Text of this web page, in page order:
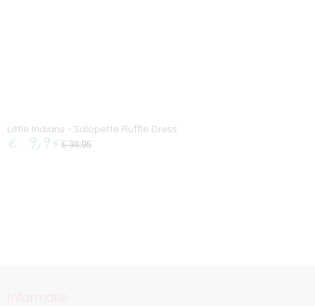
Little Indians - Salopette Ruffle Dress
€ 9,95 € 38,95
Informatie